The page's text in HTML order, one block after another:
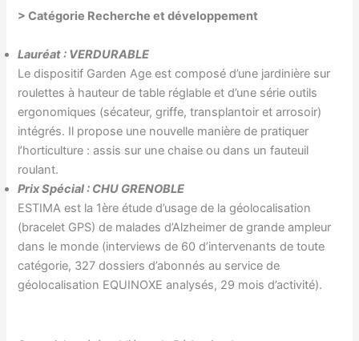
> Catégorie Recherche et développement
Lauréat : VERDURABLE
Le dispositif Garden Age est composé d’une jardinière sur
roulettes à hauteur de table réglable et d’une série outils
ergonomiques (sécateur, griffe, transplantoir et arrosoir)
intégrés. Il propose une nouvelle manière de pratiquer
l’horticulture : assis sur une chaise ou dans un fauteuil
roulant.
Prix Spécial : CHU GRENOBLE
ESTIMA est la 1ère étude d’usage de la géolocalisation
(bracelet GPS) de malades d’Alzheimer de grande ampleur
dans le monde (interviews de 60 d’intervenants de toute
catégorie, 327 dossiers d’abonnés au service de
géolocalisation EQUINOXE analysés, 29 mois d’activité).